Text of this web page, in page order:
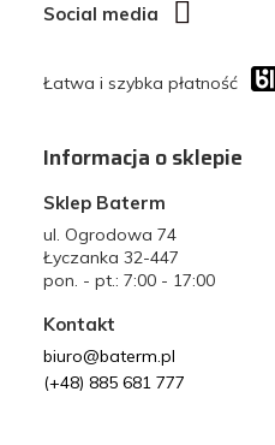
Social media
Łatwa i szybka płatność
Informacja o sklepie
Sklep Baterm
ul. Ogrodowa 74
Łyczanka 32-447
pon. - pt.: 7:00 - 17:00
Kontakt
biuro@baterm.pl
(+48) 885 681 777